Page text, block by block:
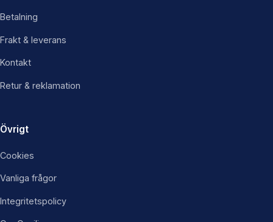
Betalning
Frakt & leverans
Kontakt
Retur & reklamation
Övrigt
Cookies
Vanliga frågor
Integritetspolicy